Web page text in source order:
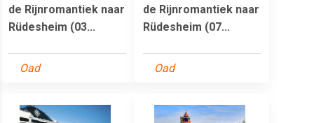
de Rijnromantiek naar
Rüdesheim (03...
Oad
de Rijnromantiek naar
Rüdesheim (07...
Oad